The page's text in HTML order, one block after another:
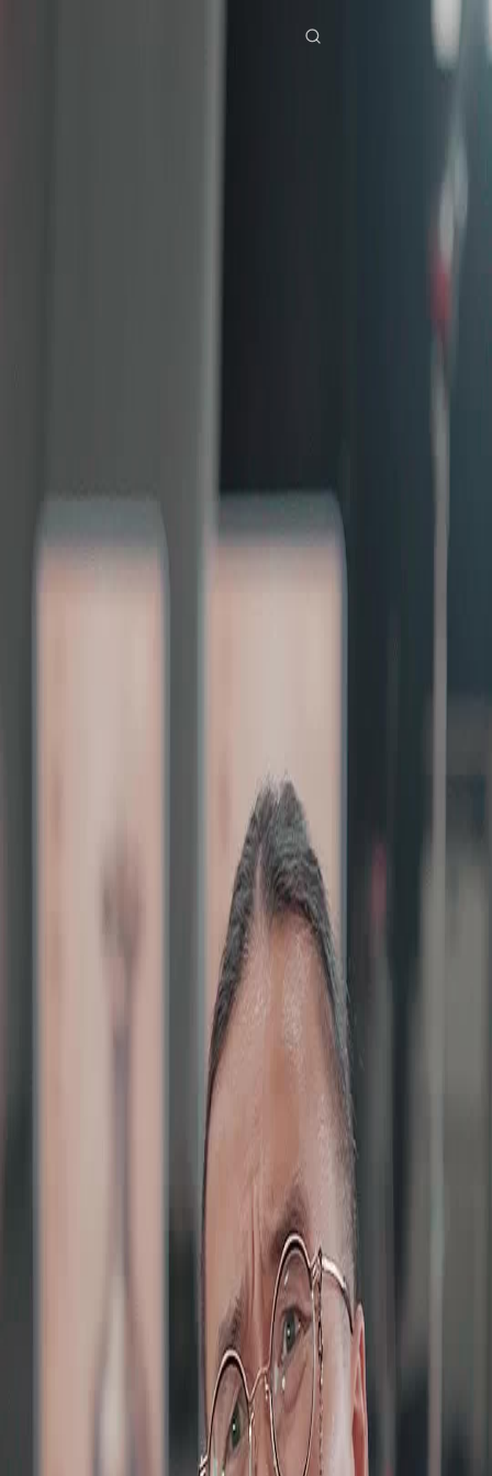
Perjalanan Waktu
Toni Shen berusaha membuktikan keaslian Stempel Kekaisaran di depan banyak orang,
termasuk Pak Hery yang skeptis. Dengan tekad kuat, Toni bersiap memukul stempel
tersebut untuk menunjukkan keasliannya, meski banyak yang meragukan dan mencoba
menghentikannya.Akankah Toni berhasil membuktikan keaslian Stempel Kekaisaran dan